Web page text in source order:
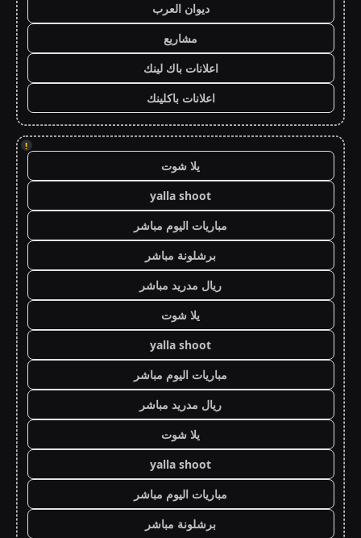
ديوان العرب
مشاريع
اعلانات باك لينك
اعلانات باكلينك
!
يلا شوت
yalla shoot
مباريات اليوم مباشر
برشلونة مباشر
ريال مدريد مباشر
يلا شوت
yalla shoot
مباريات اليوم مباشر
ريال مدريد مباشر
يلا شوت
yalla shoot
مباريات اليوم مباشر
برشلونة مباشر